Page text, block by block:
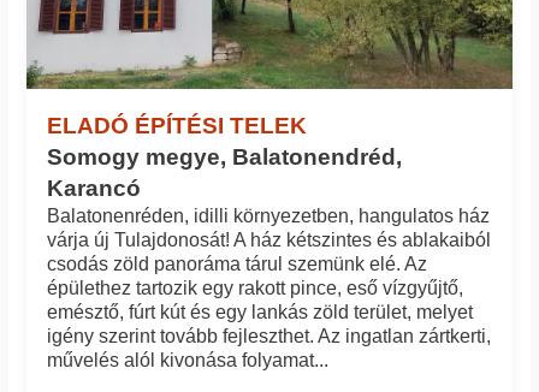
ELADÓ ÉPÍTÉSI TELEK
Somogy megye, Balatonendréd,
Karancó
Balatonenréden, idilli környezetben, hangulatos ház
várja új Tulajdonosát! A ház kétszintes és ablakaiból
csodás zöld panoráma tárul szemünk elé. Az
épülethez tartozik egy rakott pince, eső vízgyűjtő,
emésztő, fúrt kút és egy lankás zöld terület, melyet
igény szerint tovább fejleszthet. Az ingatlan zártkerti,
művelés alól kivonása folyamat...